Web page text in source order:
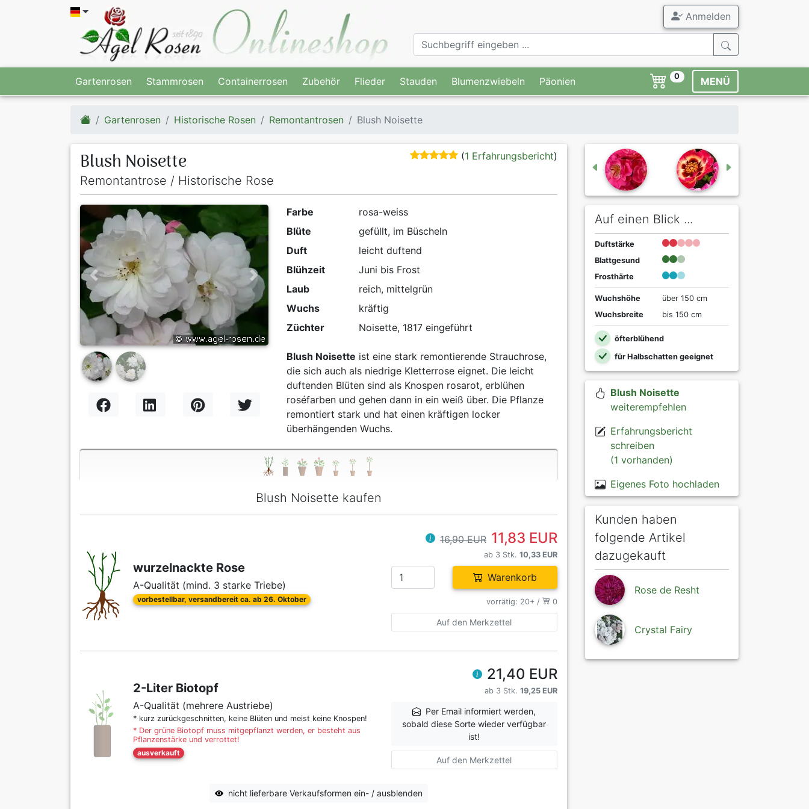
Anmelden
Gartenrosen Stammrosen Containerrosen Zubehör Flieder Stauden Blumenzwiebeln Päonien 0 MENÜ
Gartenrosen Historische Rosen Remontantrosen Blush Noisette
(1 Erfahrungsbericht)
Blush Noisette
Remontantrose / Historische Rose
Previous Next
Farbe
rosa-weiss
Blüte
gefüllt, im Büscheln
Duft
leicht duftend
Blühzeit
Juni bis Frost
Laub
reich, mittelgrün
Wuchs
kräftig
Züchter
Noisette, 1817 eingeführt
Blush Noisette ist eine stark remontierende Strauchrose,
die sich auch als niedrige Kletterrose eignet. Die leicht
duftenden Blüten sind als Knospen rosarot, erblühen
roséfarben und gehen dann in ein weiß über. Die Pflanze
remontiert stark und hat einen kräftigen locker
überhängenden Wuchs.
Blush Noisette kaufen
wurzelnackte Rose
A-Qualität (mind. 3 starke Triebe)
vorbestellbar, versandbereit ca. ab 26. Oktober
16,90 EUR 11,83 EUR
ab 3 Stk. 10,33 EUR
Warenkorb
vorrätig: 20+ / 0
Auf den Merkzettel
2-Liter Biotopf
A-Qualität (mehrere Austriebe)
* kurz zurückgeschnitten, keine Blüten und meist keine Knospen!
* Der grüne Biotopf muss mitgepflanzt werden, er besteht aus
Pflanzenstärke und verrottet!
ausverkauft
21,40 EUR
ab 3 Stk. 19,25 EUR
Per Email informiert werden,
sobald diese Sorte wieder verfügbar
ist!
Auf den Merkzettel
nicht lieferbare Verkaufsformen ein- / ausblenden
Auf einen Blick ...
Duftstärke
Blattgesund
Frosthärte
Wuchshöhe
über 150 cm
Wuchsbreite
bis 150 cm
öfterblühend
für Halbschatten geeignet
Blush Noisette
weiterempfehlen
Erfahrungsbericht
schreiben
(1 vorhanden)
Eigenes Foto hochladen
Kunden haben
folgende Artikel
dazugekauft
Rose de Resht
Crystal Fairy